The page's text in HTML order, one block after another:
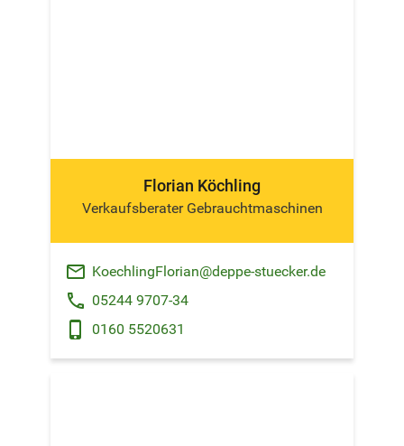
Florian Köchling
Verkaufsberater Gebrauchtmaschinen
email KoechlingFlorian@deppe-stuecker.de
phone 05244 9707-34
phone_android 0160 5520631